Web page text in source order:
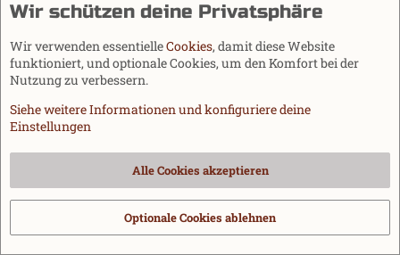
Kempten, Deutschland
Domain Summit Europe 2026 is a business-first event
for the global domain industry, taking place on…
Wir schützen deine Privatsphäre
Wir verwenden essentielleCookies, damit diese Website
funktioniert, und optionale Cookies, um den Komfort bei der
Nutzung zu verbessern.
Siehe weitere Informationen und konfiguriere deine
Einstellungen
Alle Cookies akzeptieren
Optionale Cookies ablehnen